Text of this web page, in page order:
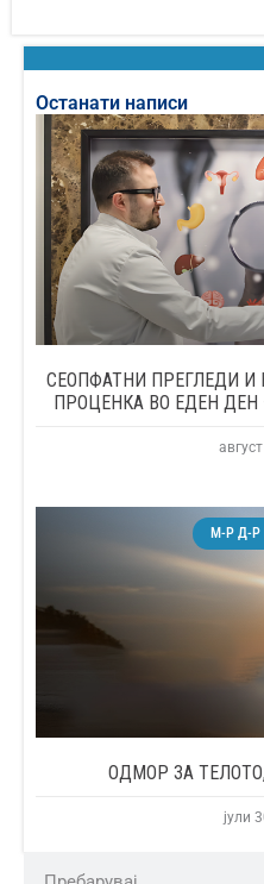
Останати написи
СЕОПФАТНИ ПРЕГЛЕДИ И
ПРОЦЕНКА ВО ЕДЕН ДЕН
М-Р Д-
ОДМОР ЗА
јули